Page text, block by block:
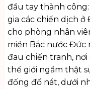
đầu tay thành
gia các chiến dịch
cho phòng nhân
miền Bắc nước Đức
đau chiến tranh,
thế giới ngầm thật
đống đổ nát, dưới